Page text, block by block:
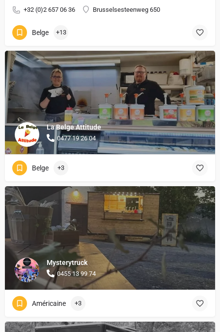
+32 (0)2 657 06 36 Brusselsesteenweg 650
Belge +13
La Belge Attitude
0477 19 26 04
Belge +3
Mysterytruck
0455 13 99 74
Américaine +3